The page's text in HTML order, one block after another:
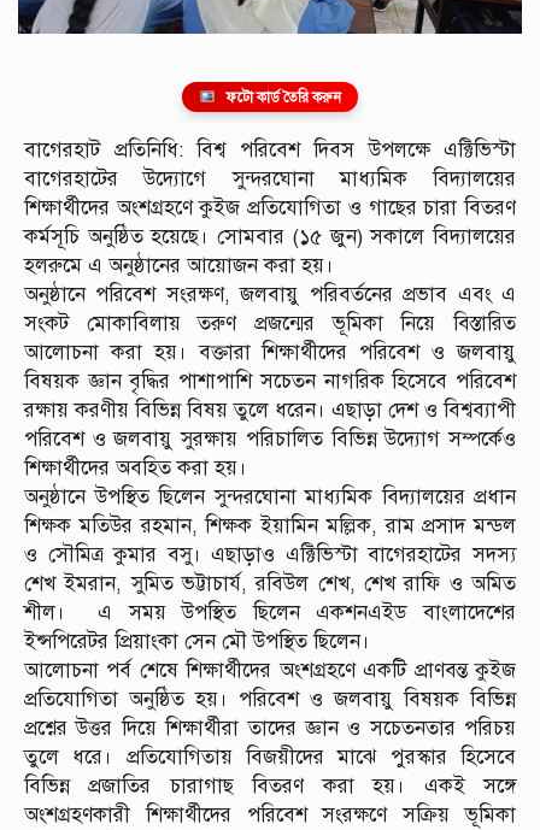
ফটো কার্ড তৈরি করুন
বাগেরহাট প্রতিনিধি: বিশ্ব পরিবেশ দিবস উপলক্ষে এক্টিভিস্টা
বাগেরহাটের উদ্যোগে সুন্দরঘোনা মাধ্যমিক বিদ্যালয়ের
শিক্ষার্থীদের অংশগ্রহণে কুইজ প্রতিযোগিতা ও গাছের চারা বিতরণ
কর্মসূচি অনুষ্ঠিত হয়েছে। সোমবার (১৫ জুন) সকালে বিদ্যালয়ের
হলরুমে এ অনুষ্ঠানের আয়োজন করা হয়।
অনুষ্ঠানে পরিবেশ সংরক্ষণ, জলবায়ু পরিবর্তনের প্রভাব এবং এ
সংকট মোকাবিলায় তরুণ প্রজন্মের ভূমিকা নিয়ে বিস্তারিত
আলোচনা করা হয়। বক্তারা শিক্ষার্থীদের পরিবেশ ও জলবায়ু
বিষয়ক জ্ঞান বৃদ্ধির পাশাপাশি সচেতন নাগরিক হিসেবে পরিবেশ
রক্ষায় করণীয় বিভিন্ন বিষয় তুলে ধরেন। এছাড়া দেশ ও বিশ্বব্যাপী
পরিবেশ ও জলবায়ু সুরক্ষায় পরিচালিত বিভিন্ন উদ্যোগ সম্পর্কেও
শিক্ষার্থীদের অবহিত করা হয়।
অনুষ্ঠানে উপস্থিত ছিলেন সুন্দরঘোনা মাধ্যমিক বিদ্যালয়ের প্রধান
শিক্ষক মতিউর রহমান, শিক্ষক ইয়ামিন মল্লিক, রাম প্রসাদ মন্ডল
ও সৌমিত্র কুমার বসু। এছাড়াও এক্টিভিস্টা বাগেরহাটের সদস্য
শেখ ইমরান, সুমিত ভট্টাচার্য, রবিউল শেখ, শেখ রাফি ও অমিত
শীল। এ সময় উপস্থিত ছিলেন একশনএইড বাংলাদেশের
ইন্সপিরেটর প্রিয়াংকা সেন মৌ উপস্থিত ছিলেন।
আলোচনা পর্ব শেষে শিক্ষার্থীদের অংশগ্রহণে একটি প্রাণবন্ত কুইজ
প্রতিযোগিতা অনুষ্ঠিত হয়। পরিবেশ ও জলবায়ু বিষয়ক বিভিন্ন
প্রশ্নের উত্তর দিয়ে শিক্ষার্থীরা তাদের জ্ঞান ও সচেতনতার পরিচয়
তুলে ধরে। প্রতিযোগিতায় বিজয়ীদের মাঝে পুরস্কার হিসেবে
বিভিন্ন প্রজাতির চারাগাছ বিতরণ করা হয়। একই সঙ্গে
অংশগ্রহণকারী শিক্ষার্থীদের পরিবেশ সংরক্ষণে সক্রিয় ভূমিকা